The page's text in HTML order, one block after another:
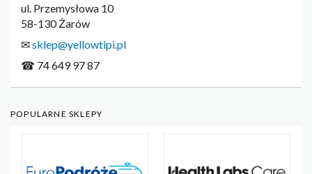
ul. Przemysłowa 10
58-130 Żarów
✉sklep@yellowtipi.pl
☎ 74 649 97 87
POPULARNE SKLEPY